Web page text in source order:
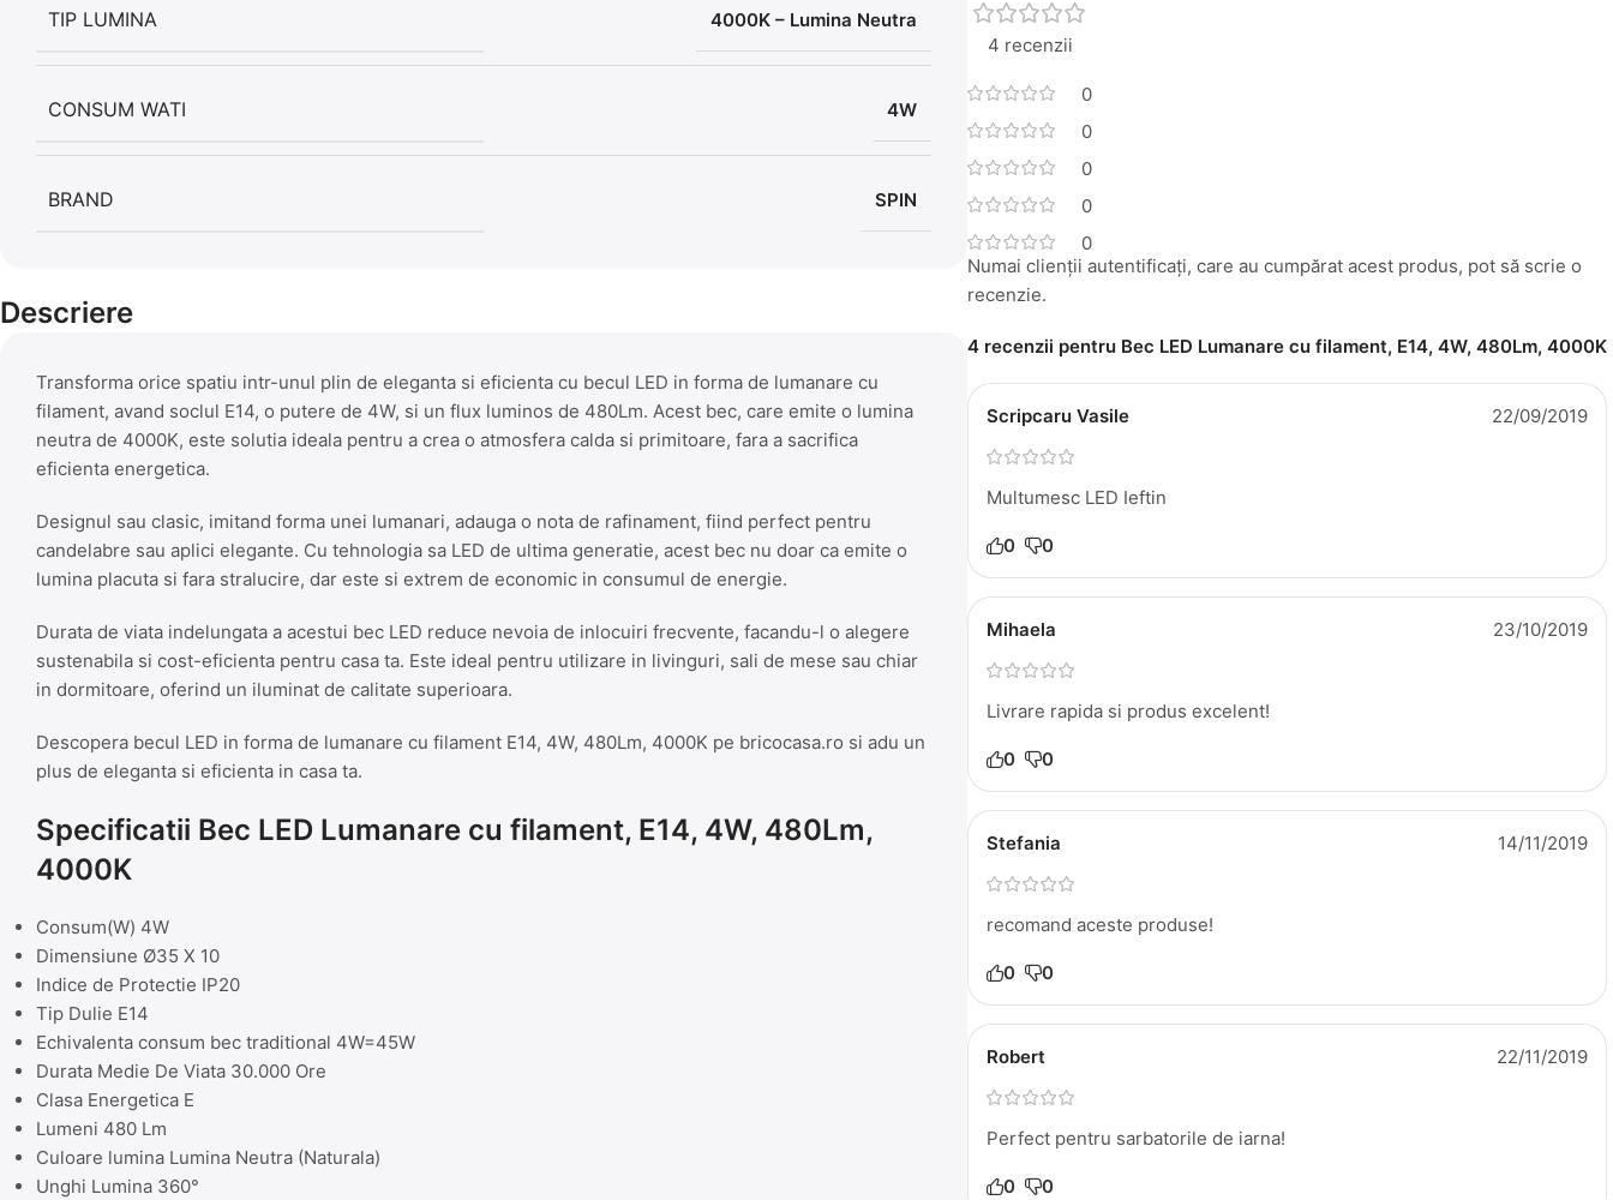
TIP LUMINA 4000K – Lumina Neutra
CONSUM WATI 4W
BRAND SPIN
Descriere
Transforma orice spatiu intr-unul plin de eleganta si eficienta cu becul LED in forma de lumanare cu
filament, avand soclul E14, o putere de 4W, si un flux luminos de 480Lm. Acest bec, care emite o lumina
neutra de 4000K, este solutia ideala pentru a crea o atmosfera calda si primitoare, fara a sacrifica
eficienta energetica.
Designul sau clasic, imitand forma unei lumanari, adauga o nota de rafinament, fiind perfect pentru
candelabre sau aplici elegante. Cu tehnologia sa LED de ultima generatie, acest bec nu doar ca emite o
lumina placuta si fara stralucire, dar este si extrem de economic in consumul de energie.
Durata de viata indelungata a acestui bec LED reduce nevoia de inlocuiri frecvente, facandu-l o alegere
sustenabila si cost-eficienta pentru casa ta. Este ideal pentru utilizare in livinguri, sali de mese sau chiar
in dormitoare, oferind un iluminat de calitate superioara.
Descopera becul LED in forma de lumanare cu filament E14, 4W, 480Lm, 4000K pe bricocasa.ro si adu un
plus de eleganta si eficienta in casa ta.
Specificatii Bec LED Lumanare cu filament, E14, 4W, 480Lm,
4000K
Consum(W) 4W
Dimensiune Ø35 X 10
Indice de Protectie IP20
Tip Dulie E14
Echivalenta consum bec traditional 4W=45W
Durata Medie De Viata 30.000 Ore
Clasa Energetica E
Lumeni 480 Lm
Culoare lumina Lumina Neutra (Naturala)
Unghi Lumina 360°
4 recenzii
0
0
0
0
0
4 recenzii pentru Bec LED Lumanare cu filament, E14, 4W, 480Lm, 4000K
Scripcaru Vasile 22/09/2019
Multumesc LED Ieftin
0 0
Mihaela 23/10/2019
Livrare rapida si produs excelent!
0 0
Stefania 14/11/2019
recomand aceste produse!
0 0
Robert 22/11/2019
Perfect pentru sarbatorile de iarna!
0 0
Numai clienții autentificați, care au cumpărat acest produs, pot să scrie o
recenzie.